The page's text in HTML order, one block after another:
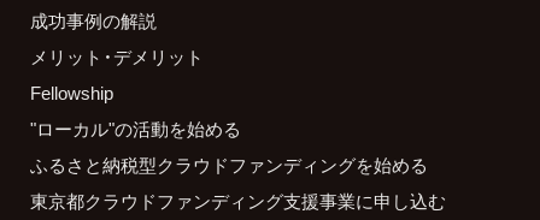
成功事例の解説
メリット・デメリット
Fellowship
"ローカル"の活動を始める
ふるさと納税型クラウドファンディングを始める
東京都クラウドファンディング支援事業に申し込む